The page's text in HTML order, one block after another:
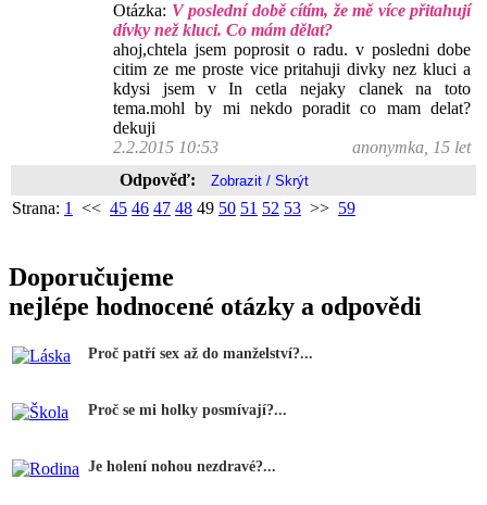
Otázka: V poslední době cítím, že mě více přitahují
dívky než kluci. Co mám dělat?
ahoj,chtela jsem poprosit o radu. v posledni dobe
citim ze me proste vice pritahuji divky nez kluci a
kdysi jsem v In cetla nejaky clanek na toto
tema.mohl by mi nekdo poradit co mam delat?
dekuji
2.2.2015 10:53
anonymka, 15 let
Odpověď:
Strana: 1 << 45 46 47 48 49 50 51 52 53 >> 59
Doporučujeme
nejlépe hodnocené otázky a odpovědi
Proč patří sex až do manželství?...
Proč se mi holky posmívají?...
Je holení nohou nezdravé?...